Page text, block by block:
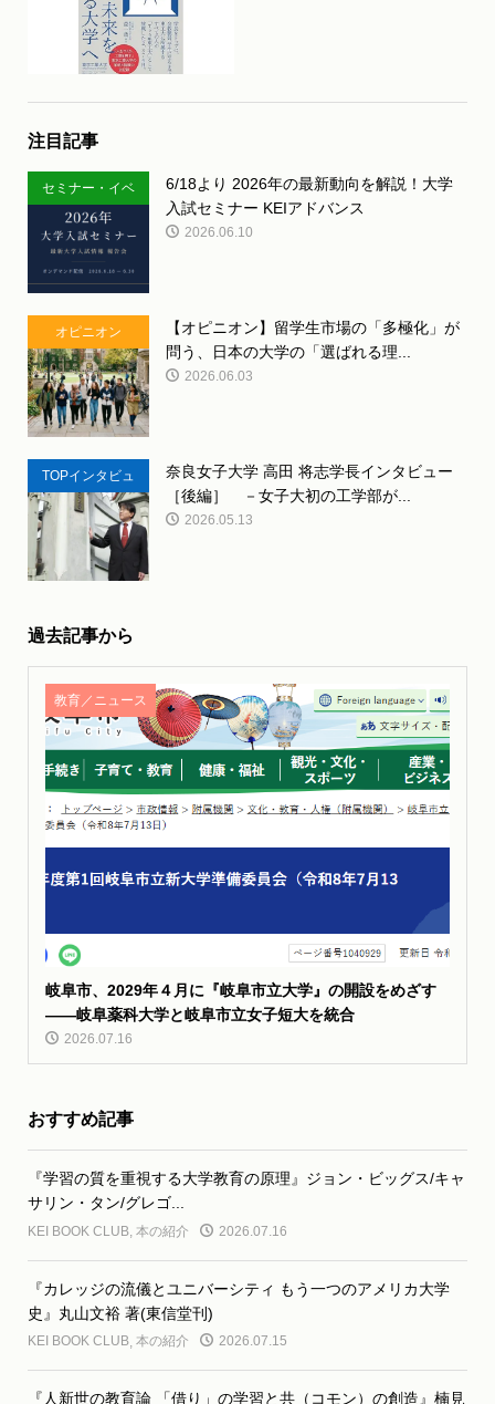
注目記事
セミナー・イベ
ント
6/18より 2026年の最新動向を解説！大学
入試セミナー KEIアドバンス
2026.06.10
オピニオン
【オピニオン】留学生市場の「多極化」が
問う、日本の大学の「選ばれる理...
2026.06.03
TOPインタビュ
ー
奈良女子大学 高田 将志学長インタビュー
［後編］ －女子大初の工学部が...
2026.05.13
過去記事から
教育／ニュース
岐阜市、2029年４月に『岐阜市立大学』の開設をめざす
――岐阜薬科大学と岐阜市立女子短大を統合
2026.07.16
おすすめ記事
『学習の質を重視する大学教育の原理』ジョン・ビッグス/キャ
サリン・タン/グレゴ...
KEI BOOK CLUB, 本の紹介 2026.07.16
『カレッジの流儀とユニバーシティ もう一つのアメリカ大学
史』丸山文裕 著(東信堂刊)
KEI BOOK CLUB, 本の紹介 2026.07.15
『人新世の教育論 「借り」の学習と共（コモン）の創造』楠見